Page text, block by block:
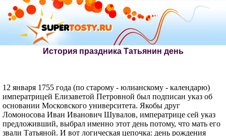
История праздника Татьянин день
12 января 1755 года (по старому - юлианскому - календарю)
императрицей Елизаветой Петровной был подписан указ об
основании Московского университета. Якобы друг
Ломоносова Иван Иванович Шувалов, императрице сей указ
предложивший, выбрал именно этот день потому, что мать его
звали Татьяной. И вот логическая цепочка: день рождения